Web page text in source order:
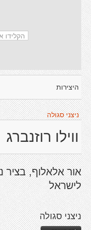
היצירות
ניצני סגולה
ווילו רוזנברג
לישראל
ניצני סגולה